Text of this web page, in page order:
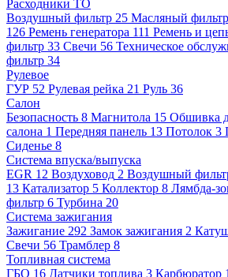
Расходники ТО
Воздушный фильтр 25 Масляный фильтр
126 Ремень генератора 111 Ремень и
фильтр 33 Свечи 56 Техническое
фильтр 34
Рулевое
ГУР 52 Рулевая рейка 21 Руль 36
Салон
Безопасность 8 Магнитола 15 Обшивка
салона 1 Передняя панель 13 Потолок 3
Сиденье 8
Система впуска/выпуска
EGR 12 Воздуховод 2 Воздушный
13 Катализатор 5 Коллектор 8 Лямбда-
фильтр 6 Турбина 20
Система зажигания
Зажигание 292 Замок зажигания 2
Свечи 56 Трамблер 8
Топливная система
ГБО 16 Датчики топлива 3 Карбюратор